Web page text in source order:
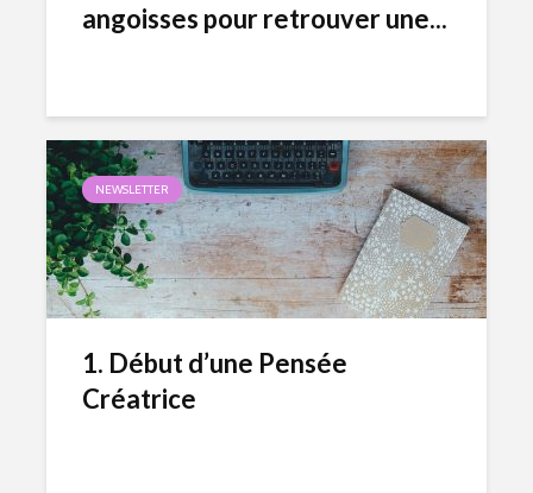
angoisses pour retrouver une...
NEWSLETTER
1. Début d’une Pensée
Créatrice